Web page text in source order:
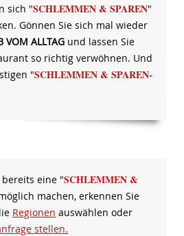
sich "SCHLEMMEN & SPAREN"
Gönnen Sie sich mal wieder
VOM ALLTAG und lassen Sie
so richtig verwöhnen. Und
"SCHLEMMEN & SPAREN-
eine "SCHLEMMEN &
machen, erkennen Sie
Regionen auswählen oder
stellen.